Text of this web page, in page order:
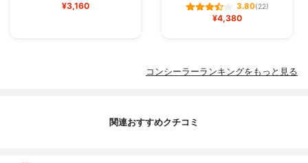
¥3,160 3.80(22)
¥4,380
コンシーラーランキングをもっと見る
関連おすすめクチコミ